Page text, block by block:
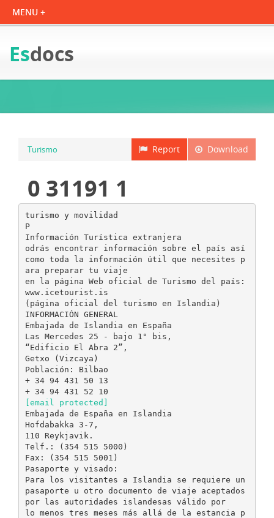
Esdocs
Download
Report
Turismo
0 31191 1
turismo y movilidad
P
Información Turística extranjera
odrás encontrar información sobre el país así
como toda la información útil que necesites p
ara preparar tu viaje
en la página Web oficial de Turismo del país:
www.icetourist.is
(página oficial del turismo en Islandia)
INFORMACIÓN GENERAL
Embajada de Islandia en España
Las Mercedes 25 - bajo 1° bis,
“Edificio El Abra 2”,
Getxo (Vizcaya)
Población: Bilbao
+ 34 94 431 50 13
[email protected]
Embajada de España en Islandia
Hofdabakka 3-7,
110 Reykjavik.
Telf.: (354 515 5000)
Fax: (354 515 5001)
Pasaporte y visado:
Para los visitantes a Islandia se requiere un
pasaporte u otro documento de viaje aceptados
por las autoridades islandesas válido por
lo menos tres meses más allá de la estancia p